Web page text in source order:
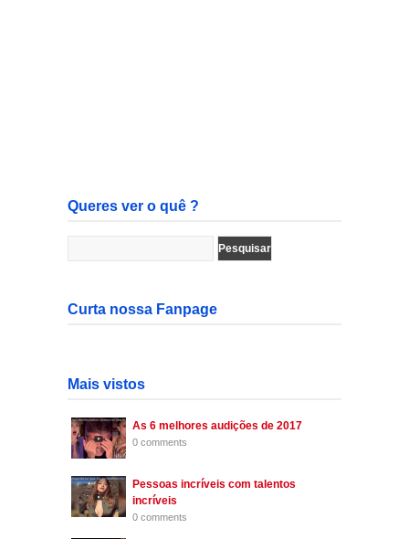
Queres ver o quê ?
Curta nossa Fanpage
Mais vistos
As 6 melhores audições de 2017
0 comments
Pessoas incríveis com talentos
incríveis
0 comments